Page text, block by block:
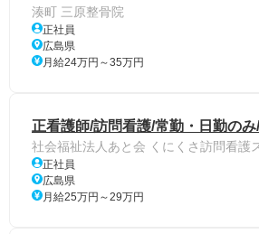
湊町 三原整骨院
正社員
広島県
月給24万円～35万円
正看護師/訪問看護/常勤・日勤の
社会福祉法人あと会 くにくさ訪問看護
正社員
広島県
月給25万円～29万円